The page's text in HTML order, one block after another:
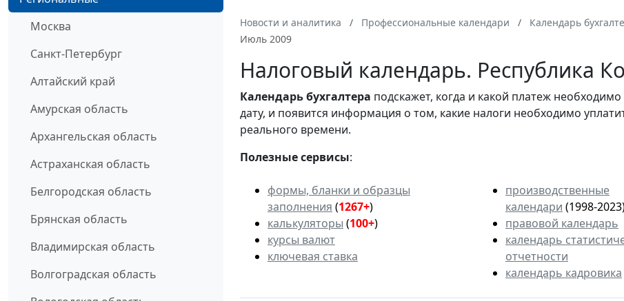
Москва
Санкт-Петербург
Алтайский край
Амурская область
Архангельская область
Астраханская область
Белгородская область
Брянская область
Владимирская область
Волгоградская область
Новости и аналитика Профессиональные календари Календарь
Июль 2009
Налоговый календарь. Республика
Календарьбухгалтера подскажет, когда и какой платеж
дату, и появится информация о том, какие налоги необходимо
реального времени.
Полезные сервисы:
формы, бланки и образцы
заполнения (1267+)
калькуляторы (100+)
курсы валют
ключевая ставка
производственные
календари (1998-
правовой календарь
календарь
отчетности
календарь кадровика